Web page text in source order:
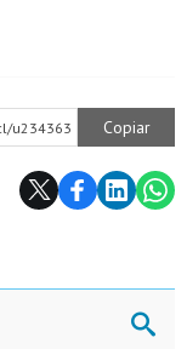
u234363 Copiar